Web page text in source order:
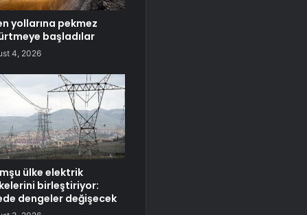
yollarına pekmez
başladılar
4, 2026
ülke elektrik
birleştiriyor:
dengeler değişecek